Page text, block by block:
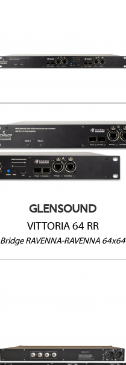
GLENSOUND
VITTORIA 64 RR
Bridge RAVENNA-RAVENNA 64x64
VITTORIA 64 RR
64 canaux @48kHz
32 canaux @96kHz
Compatible AES67
Compatible ST-2110-30